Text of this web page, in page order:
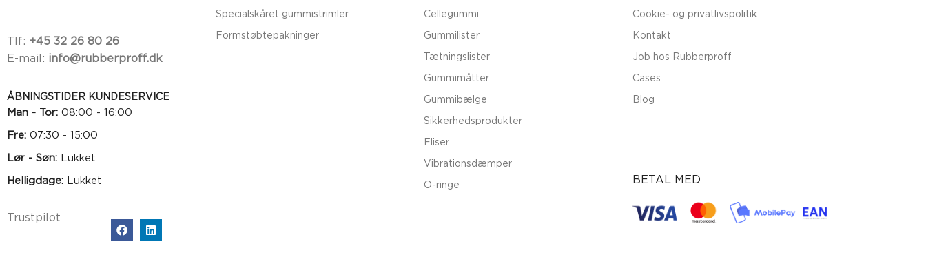
Tlf: +45 32 26 80 26
E-mail: info@rubberproff.dk
ÅBNINGSTIDER KUNDESERVICE
Man - Tor: 08:00 - 16:00
Fre: 07:30 - 15:00
Lør - Søn: Lukket
Helligdage: Lukket
Trustpilot
Specialskåret gummistrimler
Formstøbtepakninger
Cellegummi
Gummilister
Tætningslister
Gummimåtter
Gummibælge
Sikkerhedsprodukter
Fliser
Vibrationsdæmper
O-ringe
Cookie- og privatlivspolitik
Kontakt
Job hos Rubberproff
Cases
Blog
BETAL MED